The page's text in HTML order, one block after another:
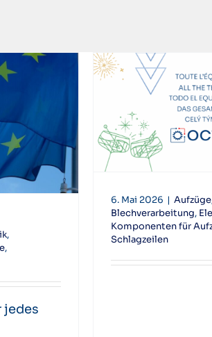
,
,
jedes
6. Mai 2026 | Aufzüge
Blechverarbeitung,
Komponenten für
Schlagzeilen